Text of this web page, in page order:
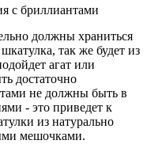
должны храниться
так же будет из
агат или
достаточно
не должны быть в
- это приведет к
из натурально
мешочками.